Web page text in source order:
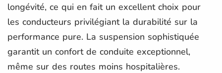
longévité, ce qui en fait un excellent choix pour
les conducteurs privilégiant la durabilité sur la
performance pure. La suspension sophistiquée
garantit un confort de conduite exceptionnel,
même sur des routes moins hospitalières.